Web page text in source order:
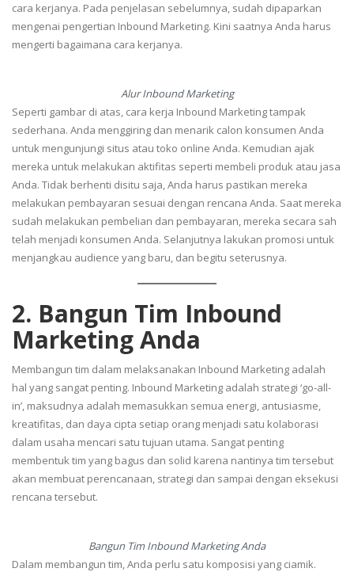
cara kerjanya. Pada penjelasan sebelumnya, sudah dipaparkan
mengenai pengertian Inbound Marketing. Kini saatnya Anda harus
mengerti bagaimana cara kerjanya.
Alur Inbound Marketing
Seperti gambar di atas, cara kerja Inbound Marketing tampak
sederhana. Anda menggiring dan menarik calon konsumen Anda
untuk mengunjungi situs atau toko online Anda. Kemudian ajak
mereka untuk melakukan aktifitas seperti membeli produk atau jasa
Anda. Tidak berhenti disitu saja, Anda harus pastikan mereka
melakukan pembayaran sesuai dengan rencana Anda. Saat mereka
sudah melakukan pembelian dan pembayaran, mereka secara sah
telah menjadi konsumen Anda. Selanjutnya lakukan promosi untuk
menjangkau audience yang baru, dan begitu seterusnya.
2. Bangun Tim Inbound
Marketing Anda
Membangun tim dalam melaksanakan Inbound Marketing adalah
hal yang sangat penting. Inbound Marketing adalah strategi ‘go-all-
in’, maksudnya adalah memasukkan semua energi, antusiasme,
kreatifitas, dan daya cipta setiap orang menjadi satu kolaborasi
dalam usaha mencari satu tujuan utama. Sangat penting
membentuk tim yang bagus dan solid karena nantinya tim tersebut
akan membuat perencanaan, strategi dan sampai dengan eksekusi
rencana tersebut.
Bangun Tim Inbound Marketing Anda
Dalam membangun tim, Anda perlu satu komposisi yang ciamik.